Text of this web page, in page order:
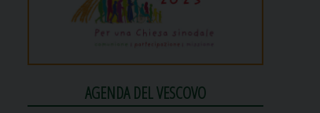
AGENDA DEL VESCOVO